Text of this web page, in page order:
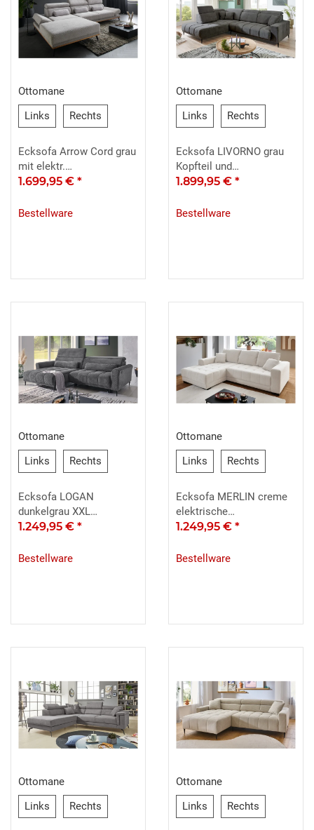
Ottomane
Links LinksRechts
Ecksofa Arrow Cord grau
mit elektr.
Sitztiefenverstellung
1.699,95 € *
Bestellware
Ottomane
Links LinksRechts
Ecksofa LIVORNO grau
Kopfteil und
Sitztiefenverstellung
1.899,95 € *
Bestellware
Ottomane
Links LinksRechts
Ecksofa LOGAN
dunkelgrau XXL
Sitztiefenverstellung
1.249,95 € *
Bestellware
Ottomane
Links LinksRechts
Ecksofa MERLIN creme
elektrische
Sitztiefenverstellung
1.249,95 € *
Bestellware
Ottomane
Links LinksRechts
Ottomane
Links LinksRechts